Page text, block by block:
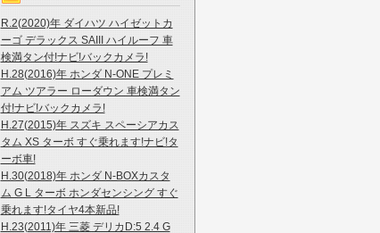
R.2(2020)年 ダイハツ ハイゼットカ
ーゴ デラックス SAIII ハイルーフ 車
検満タン付!ナビ!バックカメラ!
H.28(2016)年 ホンダ N-ONE プレミ
アム ツアラー ローダウン 車検満タン
付!ナビ!バックカメラ!
H.27(2015)年 スズキ スペーシアカス
タム XS ターボ すぐ乗れます!ナビ!タ
ーボ車!
H.30(2018)年 ホンダ N-BOXカスタ
ム G L ターボ ホンダセンシング すぐ
乗れます!タイヤ4本新品!
H.23(2011)年 三菱 デリカD:5 2.4 G